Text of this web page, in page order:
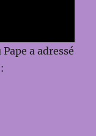
a adressé